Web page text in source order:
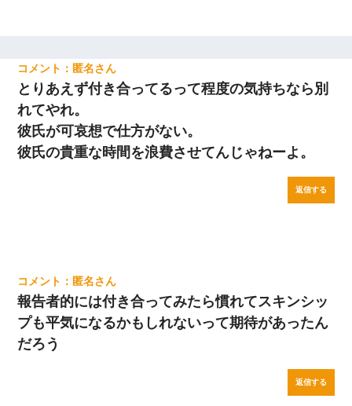
匿名
とりあえず付き合ってるって程度の気持ちなら別
れてやれ。
彼氏が可哀想で仕方がない。
彼氏の貴重な時間を浪費させてんじゃねーよ。
返信する
匿名
報告者的には付き合ってみたら慣れてスキンシッ
プも平気になるかもしれないって期待があったん
だろう
返信する